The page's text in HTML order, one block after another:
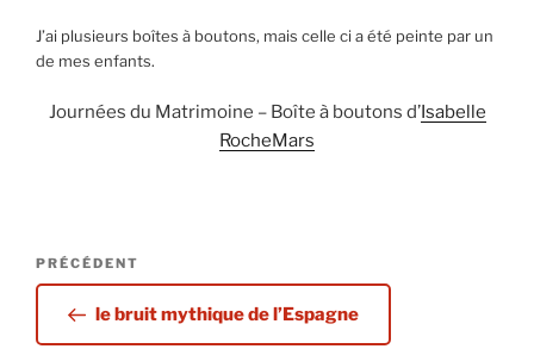
J’ai plusieurs boîtes à boutons, mais celle ci a été peinte par un
de mes enfants.
Journées du Matrimoine – Boîte à boutons d’Isabelle
RocheMars
Navigation
de
l’article
Article
précédent
PRÉCÉDENT
le bruit mythique de l’Espagne